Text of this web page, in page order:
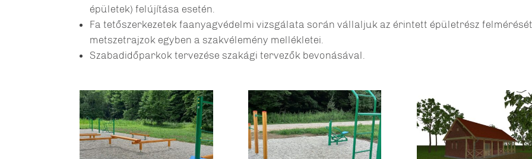
épületek) felújítása esetén.
Fa tetőszerkezetek faanyagvédelmi vizsgálata során vállaljuk az érintett épületrész
metszetrajzok egyben a szakvélemény mellékletei.
Szabadidőparkok tervezése szakági tervezők bevonásával.